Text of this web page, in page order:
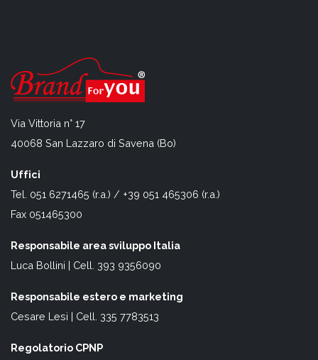
Via Vittoria n° 17
40068 San Lazzaro di Savena (Bo)
Uffici
Tel. 051 6271465 (r.a.) / +39 051 465306 (r.a.)
Fax 051465300
Responsabile area sviluppo Italia
Luca Bollini | Cell. 393 9356090
Responsabile estero e marketing
Cesare Lesi | Cell. 335 7783513
Regolatorio CPNP